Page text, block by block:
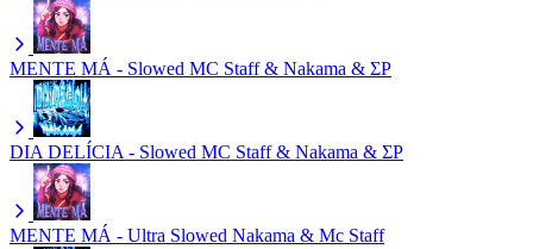
MENTE MÁ - Slowed MC Staff & Nakama & ΣP
DIA DELÍCIA - Slowed MC Staff & Nakama & ΣP
MENTE MÁ - Ultra Slowed Nakama & Mc Staff